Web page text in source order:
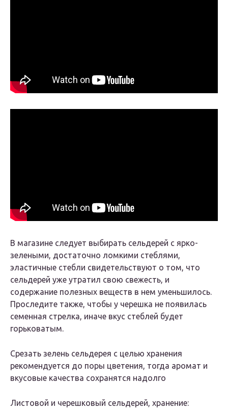
В магазине следует выбирать сельдерей с ярко-
зелеными, достаточно ломкими стеблями,
эластичные стебли свидетельствуют о том, что
сельдерей уже утратил свою свежесть, и
содержание полезных веществ в нем уменьшилось.
Проследите также, чтобы у черешка не появилась
семенная стрелка, иначе вкус стеблей будет
горьковатым.
Срезать зелень сельдерея с целью хранения
рекомендуется до поры цветения, тогда аромат и
вкусовые качества сохранятся надолго
Листовой и черешковый сельдерей, хранение: